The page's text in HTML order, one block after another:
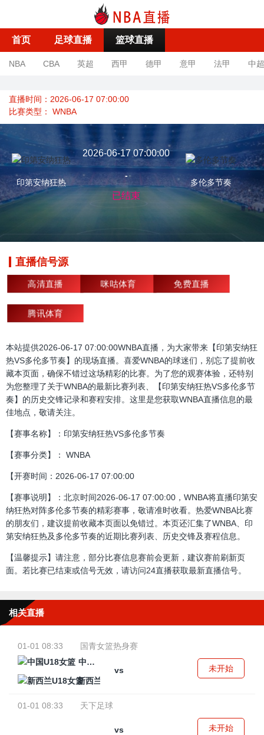
首页 足球直播 篮球直播
NBA CBA 英超 西甲 德甲 意甲 法甲 中超
直播时间：2026-06-17 07:00:00
比赛类型： WNBA
印第安纳狂热
2026-06-17 07:00:00
-
已结束
多伦多节奏
直播信号源
高清直播 咪咕体育 免费直播
腾讯体育
本站提供2026-06-17 07:00:00WNBA直播，为大家带来【印第安纳狂
热VS多伦多节奏】的现场直播。喜爱WNBA的球迷们，别忘了提前收
藏本页面，确保不错过这场精彩的比赛。为了您的观赛体验，还特别
为您整理了关于WNBA的最新比赛列表、【印第安纳狂热VS多伦多节
奏】的历史交锋记录和赛程安排。这里是您获取WNBA直播信息的最
佳地点，敬请关注。
【赛事名称】：印第安纳狂热VS多伦多节奏
【赛事分类】： WNBA
【开赛时间：2026-06-17 07:00:00
【赛事说明】：北京时间2026-06-17 07:00:00，WNBA将直播印第安
纳狂热对阵多伦多节奏的精彩赛事，敬请准时收看。热爱WNBA比赛
的朋友们，建议提前收藏本页面以免错过。本页还汇集了WNBA、印
第安纳狂热及多伦多节奏的近期比赛列表、历史交锋及赛程信息。
【温馨提示】请注意，部分比赛信息赛前会更新，建议赛前刷新页
面。若比赛已结束或信号无效，请访问24直播获取最新直播信号。
相关直播
01-01 08:33
国青女篮热身赛
中国U18女篮
vs
新西兰U18女篮
未开始
01-01 08:33 天下足球
vs 未开始